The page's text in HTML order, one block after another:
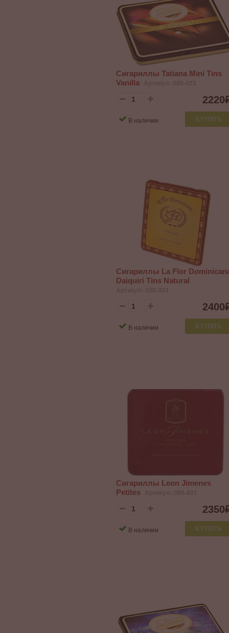
Сигариллы Tatiana Mini Tins
Vanilla
2220
КУПИТЬ
В наличии
Сигариллы La Flor
Daiquiri Tins Natural
2400
КУПИТЬ
В наличии
Сигариллы Leon Jimenes
Petites
2350
КУПИТЬ
В наличии